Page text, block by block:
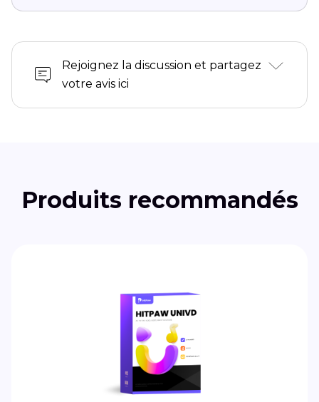
Rejoignez la discussion et partagez
votre avis ici
Produits recommandés